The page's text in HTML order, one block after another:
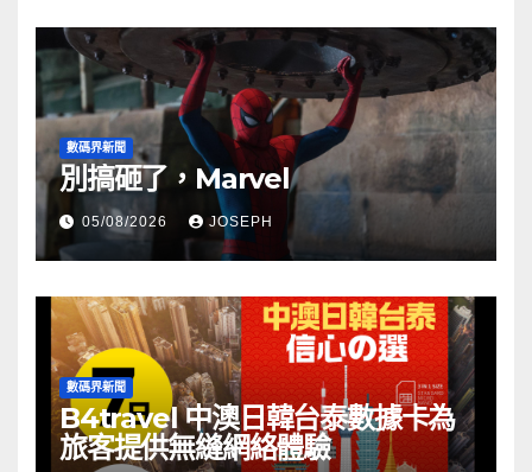
數碼界新聞
別搞砸了，Marvel
05/08/2026 JOSEPH
數碼界新聞
B4travel 中澳日韓台泰數據卡為
旅客提供無縫網絡體驗